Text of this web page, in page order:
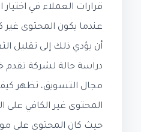
قرارات العملاء في اختيار
عندما يكون المحتوى غير
أن يؤدي ذلك إلى تقليل
دراسة حالة لشركة
مجال التسويق، تظهر
المحتوى غير الكافي على
حيث كان المحتوى على